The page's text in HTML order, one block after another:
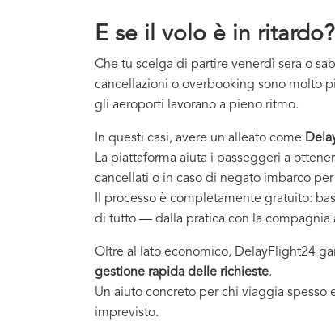
E se il volo è in
Che tu scelga di partire venerdì sera o
cancellazioni o overbooking sono molto
gli aeroporti lavorano a pieno ritmo.
In questi casi, avere un alleato come
La piattaforma aiuta i passeggeri a
cancellati o in caso di negato imbarco
Il processo è completamente gratuito:
di tutto — dalla pratica con la compagnia
Oltre al lato economico, DelayFlight24
gestione rapida delle richieste.
Un aiuto concreto per chi viaggia
imprevisto.